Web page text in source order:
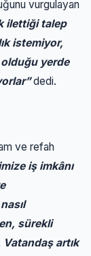
vurgulayan
ilettiği talep
istemiyor,
yerde
dedi.
ve refah
iş imkânı
sürekli
artık